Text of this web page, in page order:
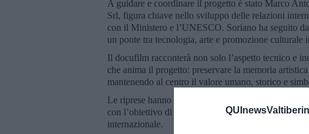
A guidare e coordinare il progetto è stato Marco
Srl, figura chiave nello sviluppo delle relazioni
con il Ministero e l’UNESCO. Soriano ha seguito
un ponte tra tecnologia, arte e promozione culturale
Il docufilm racconterà non solo l’aspetto tecnico e
che anima il progetto: preservare la memoria
mantenendo al centro il valore umano, storico e
Le riprese hanno coinvolto il Museo Civico, il
con l’obiettivo di costruire una narrazione capace
internazionale.